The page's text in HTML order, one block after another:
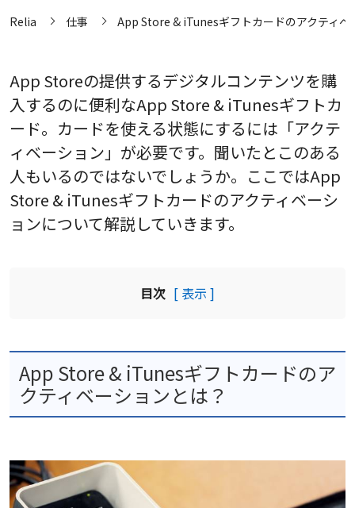
Relia 仕事 App Store & iTunesギフトカードのアクティベ
App Storeの提供するデジタルコンテンツを購
入するのに便利なApp Store & iTunesギフトカ
ード。カードを使える状態にするには「アクテ
ィベーション」が必要です。聞いたとこのある
人もいるのではないでしょうか。ここではApp
Store & iTunesギフトカードのアクティベーシ
ョンについて解説していきます。
目次 [ 表示 ]
App Store & iTunesギフトカードのア
クティベーションとは？